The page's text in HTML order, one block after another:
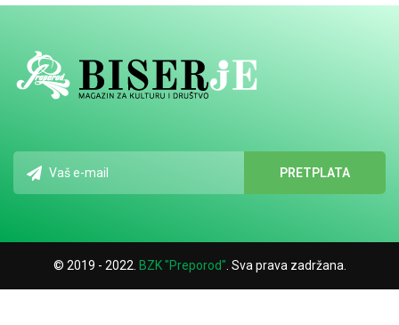
© 2019 - 2022. BZK "Preporod" . Sva prava zadržana.